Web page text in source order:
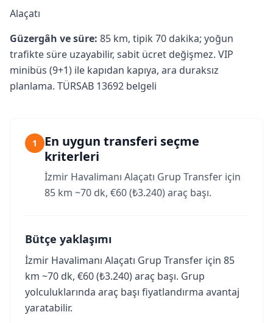
Alaçatı
Güzergâh ve süre: 85 km, tipik 70 dakika; yoğun
trafikte süre uzayabilir, sabit ücret değişmez. VIP
minibüs (9+1) ile kapıdan kapıya, ara duraksız
planlama. TÜRSAB 13692 belgeli
1
En uygun transferi seçme
kriterleri
İzmir Havalimanı Alaçatı Grup Transfer için
85 km ~70 dk, €60 (₺3.240) araç başı.
Bütçe yaklaşımı
İzmir Havalimanı Alaçatı Grup Transfer için 85
km ~70 dk, €60 (₺3.240) araç başı. Grup
yolculuklarında araç başı fiyatlandırma avantaj
yaratabilir.